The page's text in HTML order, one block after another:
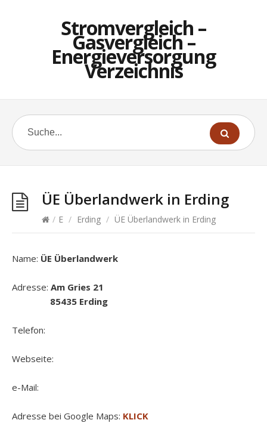
Stromvergleich –
Gasvergleich –
Energieversorgung
Verzeichnis
ÜE Überlandwerk in Erding
/ E / Erding / ÜE Überlandwerk in Erding
Name: ÜE Überlandwerk
Adresse: Am Gries 21
85435 Erding
Telefon:
Webseite:
e-Mail:
Adresse bei Google Maps: KLICK